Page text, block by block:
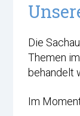
Die
Themen
behandelt
Im